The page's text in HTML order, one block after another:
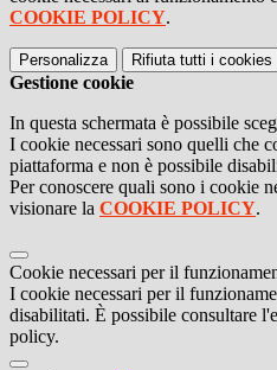
COOKIE POLICY.
Personalizza Rifiuta tutti i cookies
Gestione cookie
In questa schermata è possibile
I cookie necessari sono quelli che
piattaforma e non è possibile
Per conoscere quali sono i cookie
visionare la COOKIE POLICY.
Cookie necessari per il
I cookie necessari per il
disabilitati. È possibile consultare
policy.